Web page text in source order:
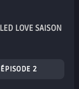
LOVE SAISON
ÉPISODE 2